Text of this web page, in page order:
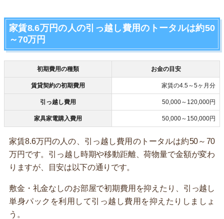
家賃8.6万円の人の引っ越し費用のトータルは約50
～70万円
初期費用の種類 お金の目安
賃貸契約の初期費用 家賃の4.5～5ヶ月分
引っ越し費用 50,000～120,000円
家具家電購入費用 50,000～150,000円
家賃8.6万円の人の、引っ越し費用のトータルは約50～70
万円です。引っ越し時期や移動距離、荷物量で金額が変わ
りますが、目安は以下の通りです。
敷金・礼金なしのお部屋で初期費用を抑えたり、引っ越し
単身パックを利用して引っ越し費用を抑えたりしましょ
う。